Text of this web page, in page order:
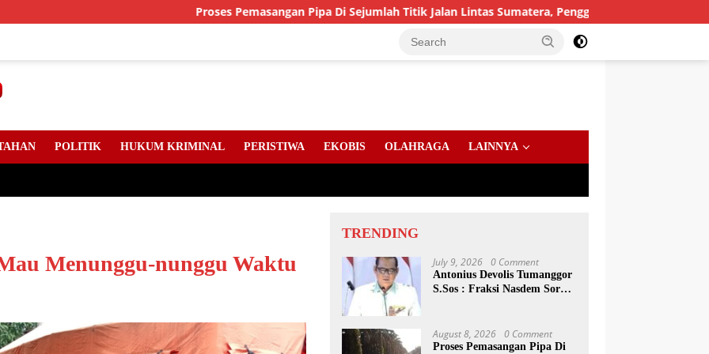
Proses Pemasangan Pipa Di Sejumlah Titik Jalan Lintas Sumatera, Pengguna Jalan diimbau Untuk
POLITIK HUKUM KRIMINAL PERISTIWA EKOBIS OLAHRAGA LAINNYA
Menunggu-nunggu Waktu
TRENDING
July 9, 2026 0 Comment
Antonius Devolis Tumanggor
S.Sos : Fraksi Nasdem Soroti
August 8, 2026 0 Comment
Proses Pemasangan Pipa Di